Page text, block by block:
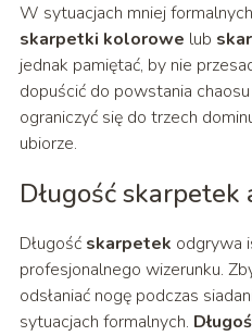
W sytuacjach mniej
skarpetki kolorowe lub
jednak pamiętać, by nie
dopuścić do powstania
ograniczyć się do trzech
ubiorze.
Długość skarpetek
Długość skarpetek odgrywa
profesjonalnego wizerunku.
odsłaniać nogę podczas
sytuacjach formalnych.